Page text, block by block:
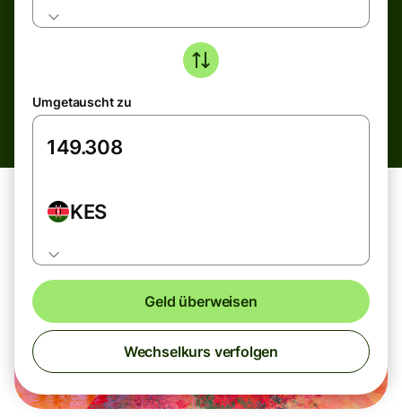
Umgetauscht zu
KES
Geld überweisen
Wechselkurs verfolgen